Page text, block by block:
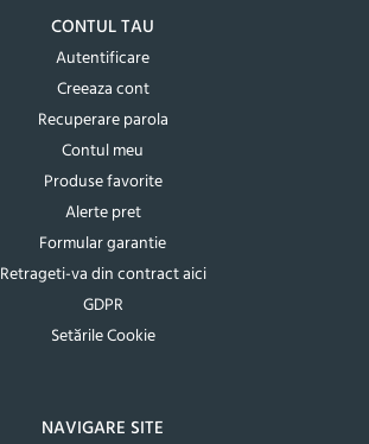
CONTUL TAU
Autentificare
Creeaza cont
Recuperare parola
Contul meu
Produse favorite
Alerte pret
Formular garantie
Retrageti-va din contract aici
GDPR
Setările Cookie
NAVIGARE SITE